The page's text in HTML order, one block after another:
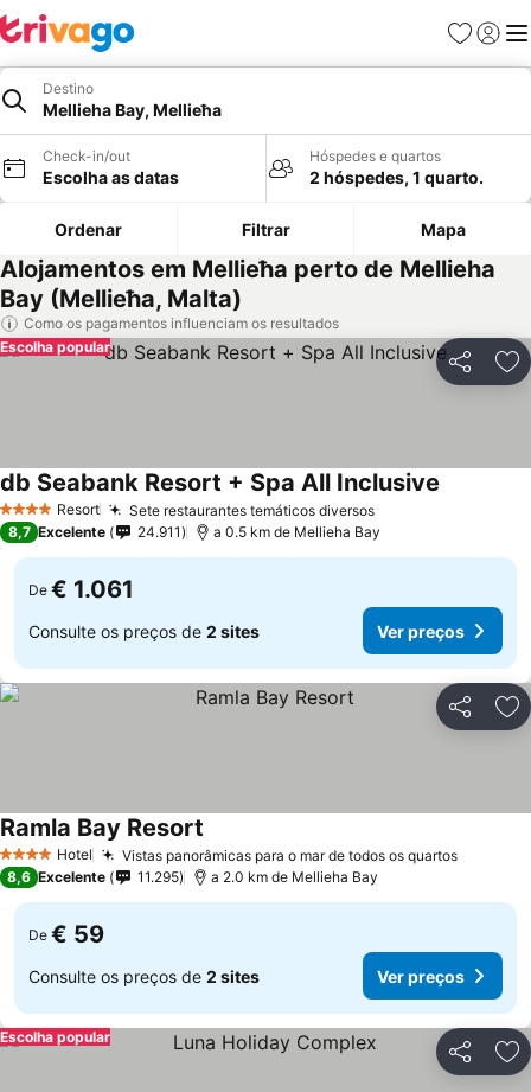
Favoritos
Iniciar
Destino
Mellieha Bay, Mellieħa
Check-in/out
Escolha as datas
Hóspedes e quartos
2 hóspedes, 1 quarto.
Ordenar Filtrar Mapa
Alojamentos em Mellieħa perto de Mellieha
Bay (Mellieħa, Malta)
Como os pagamentos influenciam os resultados
Partilhar
Escolha popular
4 EstrelasResort Sete restaurantes temáticos diversos
db Seabank Resort + Spa All Inclusive
8,7 Excelente 24.911 a 0.5 km de Mellieha Bay
De € 1.061
Consulte os preços de 2 sites Ver preços
Partilhar
4 EstrelasHotel Vistas panorâmicas para o mar de todos os quartos
Ramla Bay Resort
8,6 Excelente 11.295 a 2.0 km de Mellieha Bay
De € 59
Consulte os preços de 2 sites Ver preços
Partilhar
Escolha popular